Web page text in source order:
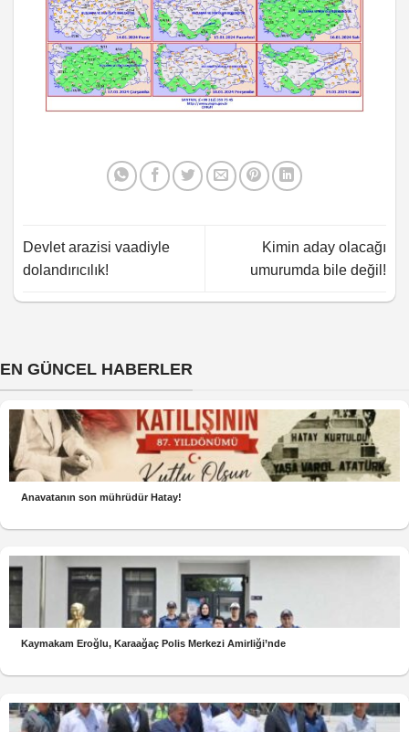
Devlet arazisi vaadiyle
dolandırıcılık!
Kimin aday olacağı
umurumda bile değil!
EN GÜNCEL HABERLER
Anavatanın son mührüdür Hatay!
Kaymakam Eroğlu, Karaağaç Polis Merkezi Amirliği’nde